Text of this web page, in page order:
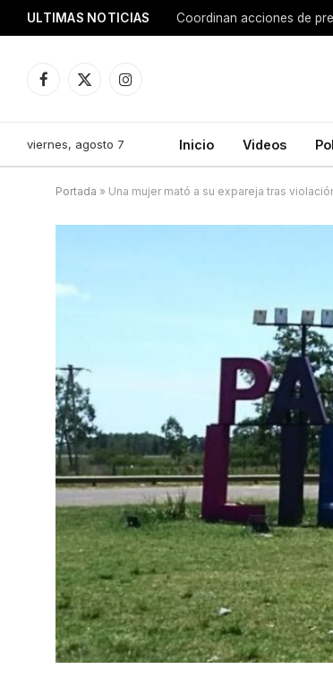
ULTIMAS NOTICIAS Coordinan acciones de
Facebook
X
Instagram
viernes, agosto 7 Inicio Videos
Portada » Una mujer mató a su expareja tras